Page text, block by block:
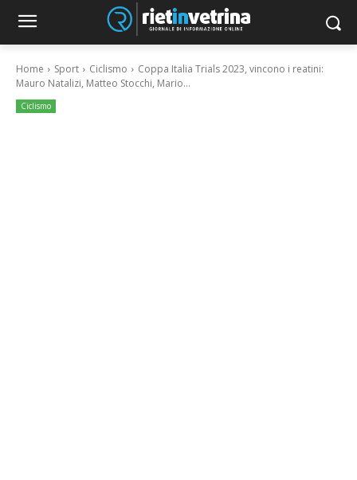
Home Sport Ciclismo
Coppa Italia Trials 2023, vincono i reatini:
Mauro Natalizi, Matteo Stocchi, Mario...
Ciclismo